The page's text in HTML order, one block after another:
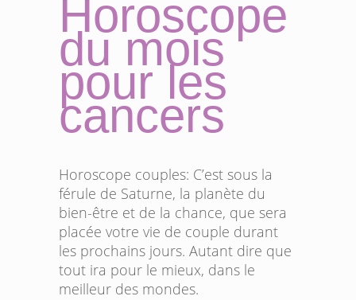
Horoscope
du mois
pour les
cancers
Horoscope couples: C’est sous la
férule de Saturne, la planète du
bien-être et de la chance, que sera
placée votre vie de couple durant
les prochains jours. Autant dire que
tout ira pour le mieux, dans le
meilleur des mondes.